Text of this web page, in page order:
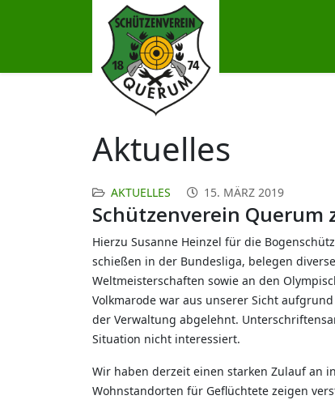
Aktuelles
AKTUELLES 15. MÄRZ 2019
Schützenverein
Hierzu Susanne Heinzel für die
schießen in der Bundesliga, belegen
Weltmeisterschaften sowie an den
Volkmarode war aus unserer Sicht
der Verwaltung abgelehnt.
Situation nicht interessiert.
Wir haben derzeit einen starken Zulauf an
Wohnstandorten für Geflüchtete zeigen